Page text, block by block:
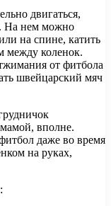
двигаться,
На нем можно
на спине, катить
между коленок.
от фитбола
швейцарский мяч
вполне.
даже во время
на руках,